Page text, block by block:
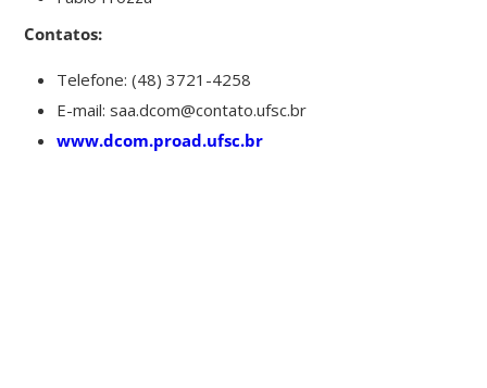
Contatos:
Telefone: (48) 3721-4258
E-mail: saa.dcom@contato.ufsc.br
www.dcom.proad.ufsc.br